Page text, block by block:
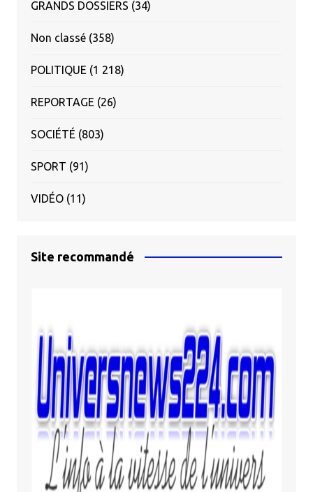
GRANDS DOSSIERS (34)
Non classé(358)
POLITIQUE (1 218)
REPORTAGE (26)
SOCIÉTÉ (803)
SPORT (91)
VIDÉO(11)
Site recommandé